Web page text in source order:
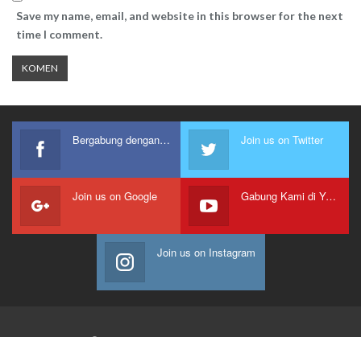
Save my name, email, and website in this browser for the next
time I comment.
Bergabung dengan kami Join us on Twitter
Join us on Google Gabung Kami di Youtube
Join us on Instagram